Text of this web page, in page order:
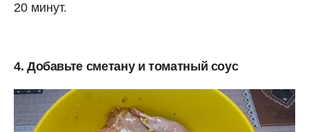
20 минут.
4. Добавьте сметану и томатный соус